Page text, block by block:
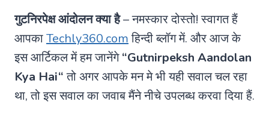
गुटनिरपेक्ष आंदोलन क्या है– नमस्कार दोस्तो! स्वागत हैं
आपकाTechly360.comहिन्दी ब्लॉग में. और आज के
इस आर्टिकल में हम जानेंगे“Gutnirpeksh Aandolan
Kya Hai“तो अगर आपके मन मे भी यही सवाल चल रहा
था, तो इस सवाल का जवाब मैंने नीचे उपलब्ध करवा दिया हैं.